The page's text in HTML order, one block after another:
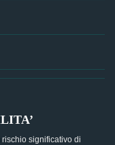
rischio significativo di